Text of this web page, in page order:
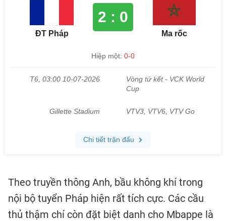
Theo truyền thông Anh, bầu không khí trong
nội bộ tuyển Pháp hiện rất tích cực. Các cầu
thủ thậm chí còn đặt biệt danh cho Mbappe là